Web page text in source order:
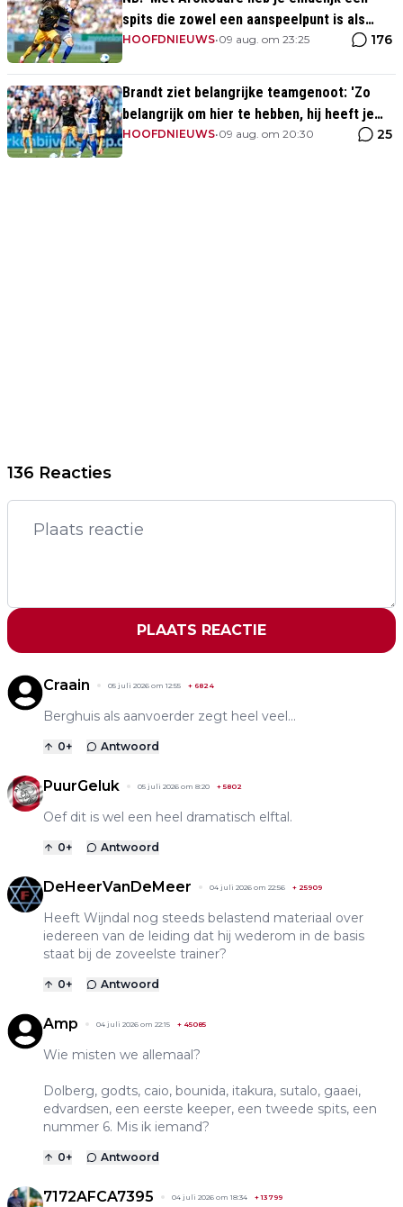
spits die zowel een aanspeelpunt is als
diepte heeft'
HOOFDNIEUWS•09 aug. om 23:25 176
Brandt ziet belangrijke teamgenoot: 'Zo
belangrijk om hier te hebben, hij heeft je
rug'
HOOFDNIEUWS•09 aug. om 20:30 25
136 Reacties
PLAATS REACTIE
Craain 05 juli 2026 om 12:55 + 6824
Berghuis als aanvoerder zegt heel veel...
0+ Antwoord
PuurGeluk 05 juli 2026 om 8:20 +5802
Oef dit is wel een heel dramatisch elftal.
0+ Antwoord
DeHeerVanDeMeer 04 juli 2026 om 22:56 + 25909
Heeft Wijndal nog steeds belastend materiaal over
iedereen van de leiding dat hij wederom in de basis
staat bij de zoveelste trainer?
0+ Antwoord
Amp 04 juli 2026 om 22:15 + 45085
Wie misten we allemaal?
Dolberg, godts, caio, bounida, itakura, sutalo, gaaei,
edvardsen, een eerste keeper, een tweede spits, een
nummer 6. Mis ik iemand?
0+ Antwoord
7172AFCA7395 04 juli 2026 om 18:34 +13799